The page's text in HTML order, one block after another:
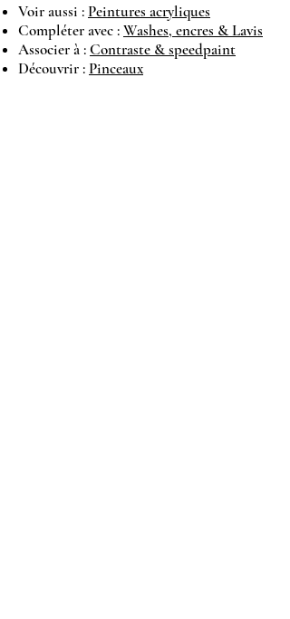
Voir aussi : Peintures acryliques
Compléter avec :Washes, encres & Lavis
Associer à :Contraste & speedpaint
Découvrir : Pinceaux